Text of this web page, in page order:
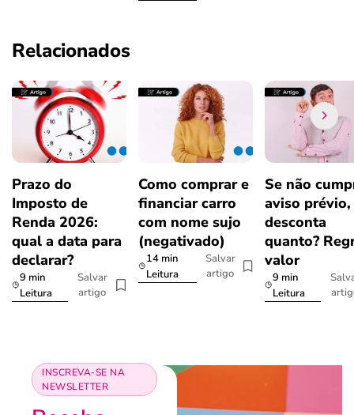
Relacionados
Prazo do
Imposto de
Renda 2026:
qual a data para
declarar?
9 min
Leitura
Salvar
artigo
Como comprar e
financiar carro
com nome sujo
(negativado)
14 min
Leitura
Salvar
artigo
Se não
aviso prévio,
desconta
quanto?
valor
9 min
Leitura
INSCREVA-SE NA
NEWSLETTER